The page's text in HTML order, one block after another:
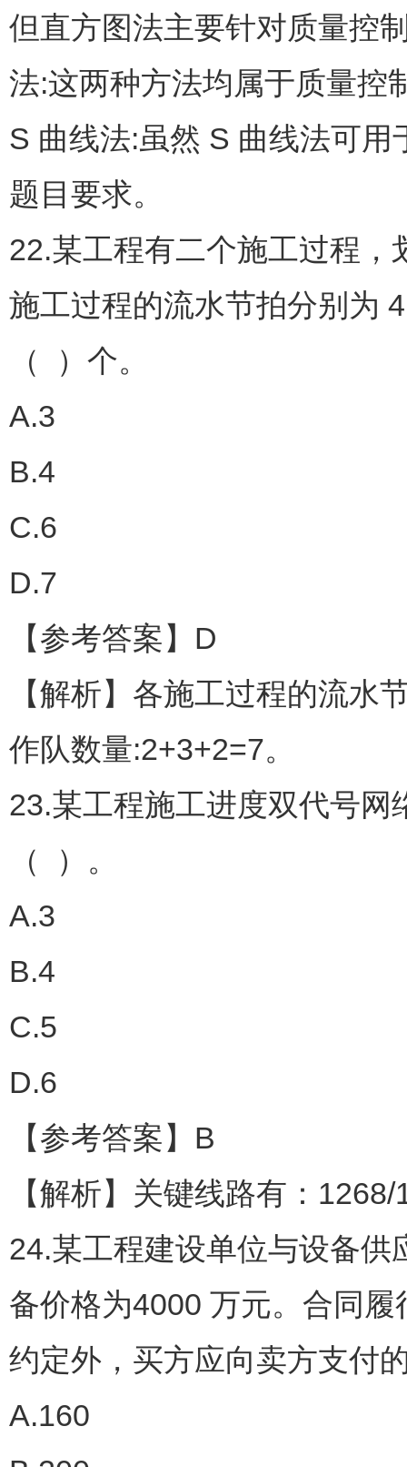
但直方图法主要针对质量控
法:这两种方法均属于质量控
S 曲线法:虽然 S 曲线法可
题目要求。
22.某工程有二个施工过程
施工过程的流水节拍分别为
（ ）个。
A.3
B.4
C.6
D.7
【参考答案】D
【解析】各施工过程的流水
作队数量:2+3+2=7。
23.某工程施工进度双代号
（ ）。
A.3
B.4
C.5
D.6
【参考答案】B
【解析】关键线路有：
24.某工程建设单位与设备
备价格为4000 万元。合同
约定外，买方应向卖方支付
A.160